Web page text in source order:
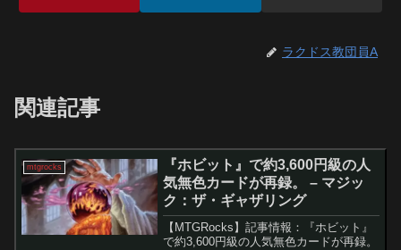
ラクドス教団員A
関連記事
mtgrocks
『ホビット』で約3,600円級の人
気無色カードが再録。 – マジッ
ク：ザ・ギャザリング
【MTGRocks】記事情報：『ホビット』
で約3,600円級の人気無色カードが再録。